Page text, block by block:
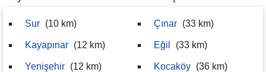
Sur (10 km)
Kayapınar (12 km)
Yenişehir (12 km)
Çınar (33 km)
Eğil (33 km)
Kocaköy (36 km)